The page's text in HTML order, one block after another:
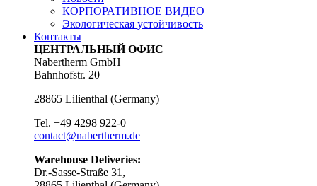
КОРПОРАТИВНОЕ ВИДЕО
Экологическая устойчивость
Контакты
ЦЕНТРАЛЬНЫЙ ОФИС
Nabertherm GmbH
Bahnhofstr. 20
28865 Lilienthal (Germany)
Tel. +49 4298 922-0
contact@nabertherm.de
Warehouse Deliveries:
Dr.-Sasse-Straße 31,